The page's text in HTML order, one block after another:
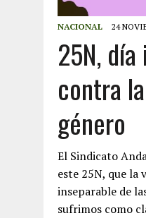
NACIONAL 24
25N,
contra
género
El Sindicato
este 25N, que la
inseparable de
sufrimos como